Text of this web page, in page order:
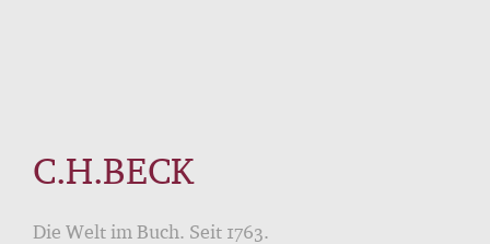
C.H.BECK
Die Welt im Buch. Seit 1763.